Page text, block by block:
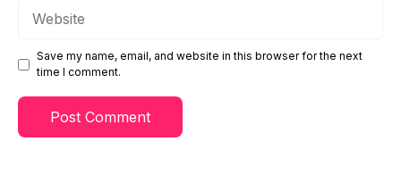
Save my name, email, and website in this browser for the next
time I comment.